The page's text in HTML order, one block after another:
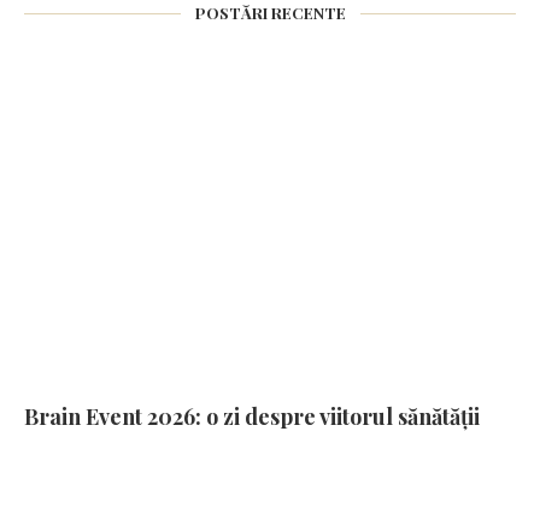
POSTĂRI RECENTE
Brain Event 2026: o zi despre viitorul sănătății